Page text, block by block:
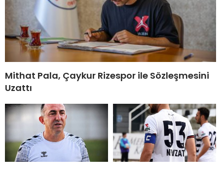
Mithat Pala, Çaykur Rizespor ile Sözleşmesini
Uzattı